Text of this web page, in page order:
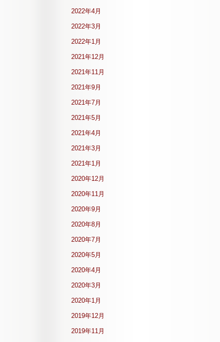
2022年4月
2022年3月
2022年1月
2021年12月
2021年11月
2021年9月
2021年7月
2021年5月
2021年4月
2021年3月
2021年1月
2020年12月
2020年11月
2020年9月
2020年8月
2020年7月
2020年5月
2020年4月
2020年3月
2020年1月
2019年12月
2019年11月